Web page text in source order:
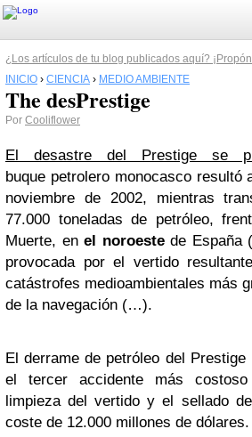
¿Los artículos de tu blog publicados aquí?
INICIO › CIENCIA › MEDIO AMBIENTE
The desPrestige
Por Cooliflower
El desastre del Prestige se
buque petrolero monocasco resultó
noviembre de 2002, mientras
77.000 toneladas de petróleo,
Muerte, enel noroestede España
provocada por el vertido
catástrofes medioambientales más
de la navegación (…).
El derrame de petróleo del Prestige
el tercer accidente más
limpieza del vertido y el sellado
coste de 12.000 millones de dólares.